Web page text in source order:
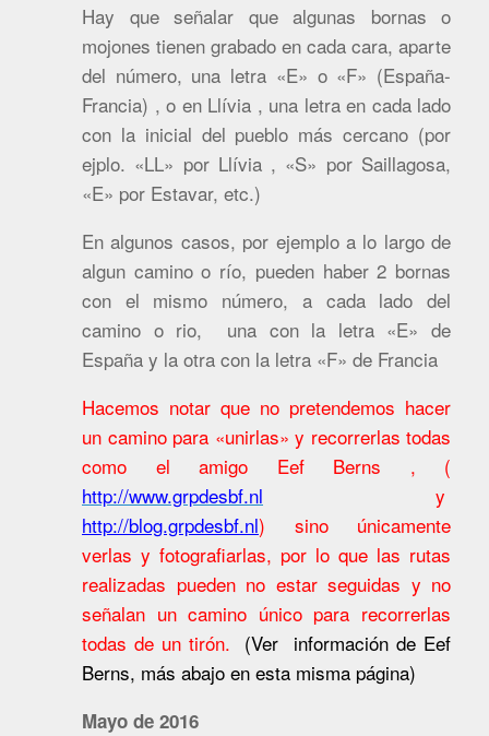
Hay que señalar que algunas bornas o
mojones tienen grabado en cada cara, aparte
del número, una letra «E» o «F» (España-
Francia) , o en Llívia , una letra en cada lado
con la inicial del pueblo más cercano (por
ejplo. «LL» por Llívia , «S» por Saillagosa,
«E» por Estavar, etc.)
En algunos casos, por ejemplo a lo largo de
algun camino o río, pueden haber 2 bornas
con el mismo número, a cada lado del
camino o rio, una con la letra «E» de
España y la otra con la letra «F» de Francia
Hacemos notar que no pretendemos hacer
un camino para «unirlas» y recorrerlas todas
como el amigo Eef Berns , (
http://www.grpdesbf.nl y
http://blog.grpdesbf.nl) sino únicamente
verlas y fotografiarlas, por lo que las rutas
realizadas pueden no estar seguidas y no
señalan un camino único para recorrerlas
todas de un tirón. (Ver información de Eef
Berns, más abajo en esta misma página)
Mayo de 2016